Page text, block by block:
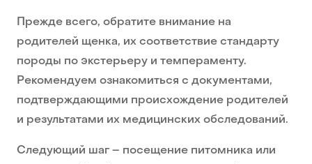
Прежде всего, обратите внимание на
родителей щенка, их соответствие стандарту
породы по экстерьеру и темпераменту.
Рекомендуем ознакомиться с документами,
подтверждающими происхождение родителей
и результатами их медицинских обследований.
Следующий шаг – посещение питомника или